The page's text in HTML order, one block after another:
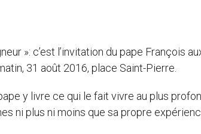
»: c’est l’invitation du pape François
31 août 2016, place Saint-Pierre.
y livre ce qui le fait vivre au plus
ni plus ni moins que sa propre